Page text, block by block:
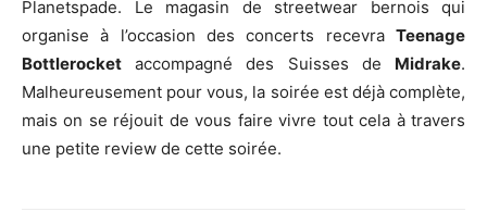
Planetspade. Le magasin de streetwear bernois qui
organise à l’occasion des concerts recevra Teenage
Bottlerocket accompagné des Suisses de Midrake.
Malheureusement pour vous, la soirée est déjà complète,
mais on se réjouit de vous faire vivre tout cela à travers
une petite review de cette soirée.